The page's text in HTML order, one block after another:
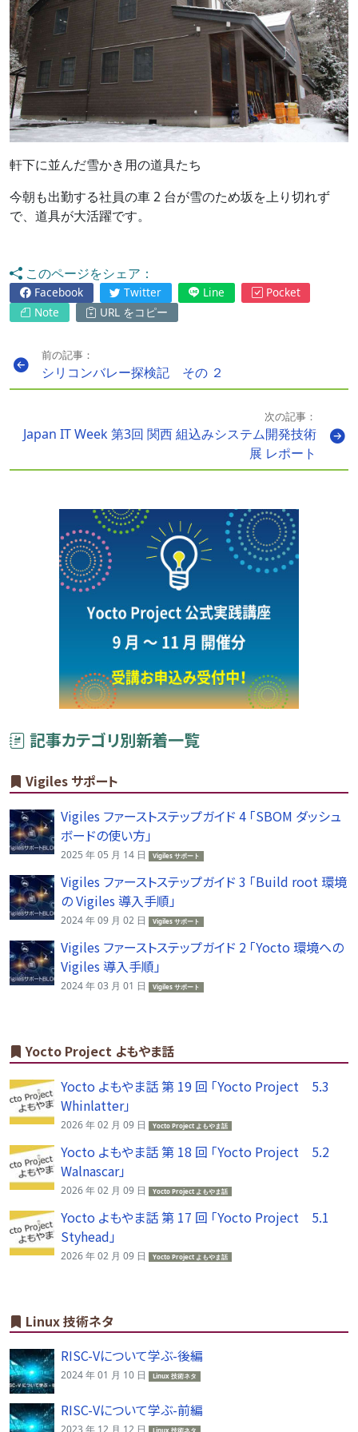
軒下に並んだ雪かき用の道具たち
今朝も出勤する社員の車 2 台が雪のため坂を上り切れず
で、道具が大活躍です。
このページをシェア：
Facebook Twitter Line
Pocket
Note
URL をコピー
前の記事：
シリコンバレー探検記 その ２
次の記事：
Japan IT Week 第3回 関西 組込みシステム開発技術
展 レポート
記事カテゴリ別新着一覧
Vigiles サポート
Vigiles ファーストステップガイド 4 「SBOM ダッシュ
ボードの使い方」
2025 年 05 月 14 日 Vigiles サポート
Vigiles ファーストステップガイド 3 「Build root 環境
の Vigiles 導入手順」
2024 年 09 月 02 日 Vigiles サポート
Vigiles ファーストステップガイド 2 「Yocto 環境への
Vigiles 導入手順」
2024 年 03 月 01 日 Vigiles サポート
Yocto Project よもやま話
Yocto よもやま話 第 19 回 「Yocto Project 5.3
Whinlatter」
2026 年 02 月 09 日 Yocto Project よもやま話
Yocto よもやま話 第 18 回 「Yocto Project 5.2
Walnascar」
2026 年 02 月 09 日 Yocto Project よもやま話
Yocto よもやま話 第 17 回 「Yocto Project 5.1
Styhead」
2026 年 02 月 09 日 Yocto Project よもやま話
Linux 技術ネタ
RISC-Vについて学ぶ-後編
2024 年 01 月 10 日 Linux 技術ネタ
RISC-Vについて学ぶ-前編